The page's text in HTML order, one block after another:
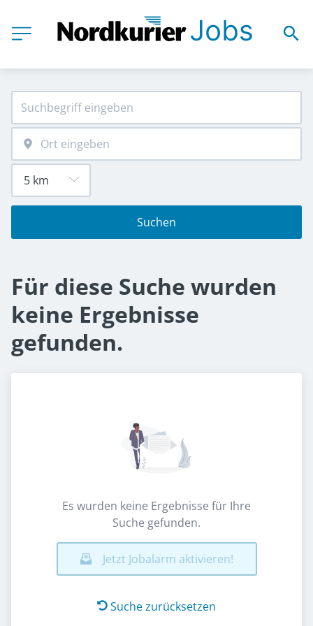
Suchen
Für diese Suche wurden
keine Ergebnisse
gefunden.
Es wurden keine Ergebnisse für Ihre
Suche gefunden.
Jetzt Jobalarm aktivieren!
Suche zurücksetzen